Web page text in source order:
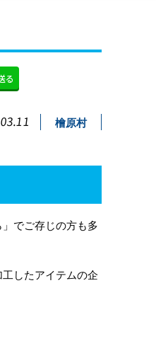
る
檜原村
でご存じの方も多
したアイテムの企